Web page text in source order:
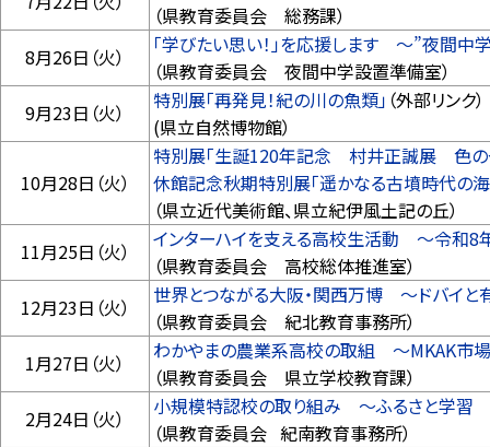
（県教育委員会 総務課）
8月26日（火）
「学びたい思い！」を応援します ～”夜間中
（県教育委員会 夜間中学設置準備室）
9月23日（火）
特別展「再発見！紀の川の魚類」 （外部リンク）
(県立自然博物館）
10月28日（火）
特別展「生誕120年記念 村井正誠展 色のや
休館記念秋期特別展「遥かなる古墳時代の
（県立近代美術館、県立紀伊風土記の丘）
11月25日（火）
インターハイを支える高校生活動 ～令和8
（県教育委員会 高校総体推進室）
12月23日（火）
世界とつながる大阪・関西万博 ～ドバイ
（県教育委員会 紀北教育事務所）
1月27日（火）
わかやまの農業系高校の取組 ～MKAK市場
（県教育委員会 県立学校教育課）
2月24日（火）
小規模特認校の取り組み ～ふるさと学習
（県教育委員会 紀南教育事務所）